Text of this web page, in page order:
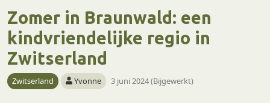
Zomer in Braunwald: een
kindvriendelijke regio in
Zwitserland
Zwitserland Yvonne 3 juni 2024 (Bijgewerkt)